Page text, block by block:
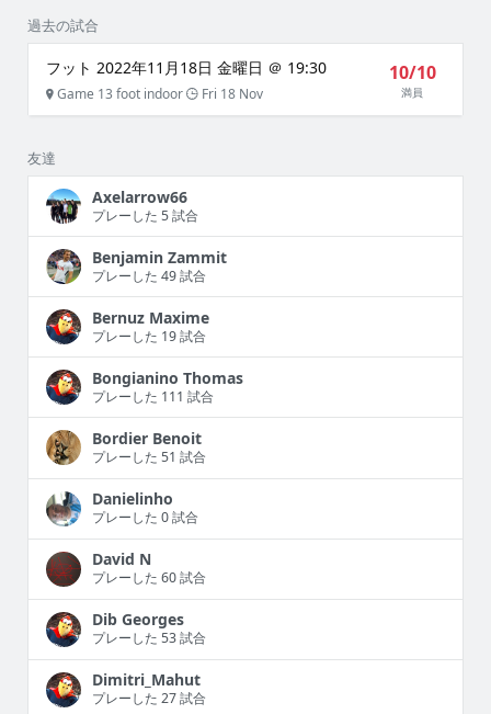
過去の試合
フット 2022年11月18日 金曜日 ＠ 19:30
Game 13 foot indoor Fri 18 Nov
10/10
満員
友達
Axelarrow66
プレーした 5 試合
Benjamin Zammit
プレーした 49 試合
Bernuz Maxime
プレーした 19 試合
Bongianino Thomas
プレーした 111 試合
Bordier Benoit
プレーした 51 試合
Danielinho
プレーした 0 試合
David N
プレーした 60 試合
Dib Georges
プレーした 53 試合
Dimitri_Mahut
プレーした 27 試合